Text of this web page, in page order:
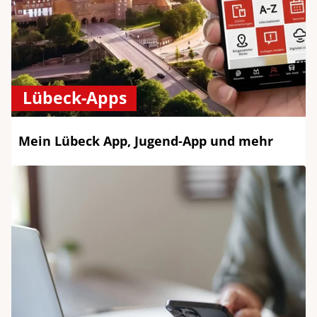
Lübeck-Apps
Mein Lübeck App, Jugend-App und mehr